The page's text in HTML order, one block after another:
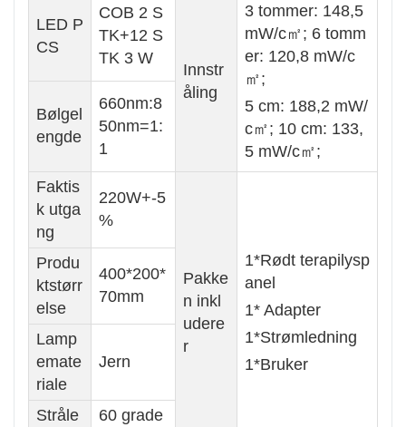
LED P
CS
COB 2 S
TK+12 S
TK 3 W
Innstr
åling
3 tommer: 148,5
mW/c㎡; 6 tomm
er: 120,8 mW/c
㎡;
5 cm: 188,2 mW/
c㎡; 10 cm: 133,
5 mW/c㎡;
Bølgel
engde
660nm:8
50nm=1:
1
Faktis
k utga
ng
220W+-5
%
Pakke
n inkl
udere
r
1*Rødt terapilysp
anel
1* Adapter
1*Strømledning
1*Bruker
Produ
ktstørr
else
400*200*
70mm
Lamp
emate
riale
Jern
Stråle
60 grade